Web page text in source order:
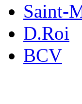
Saint-
D.Roi
BCV